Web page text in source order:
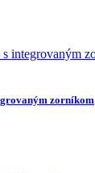
zorníkom